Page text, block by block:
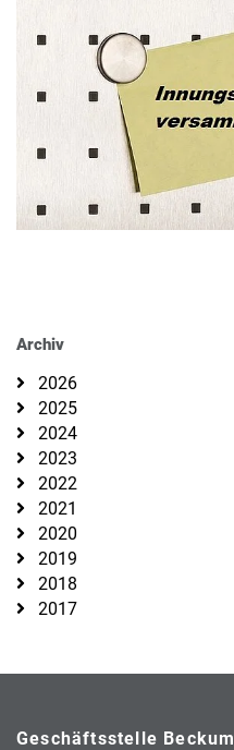
Archiv
2026
2025
2024
2023
2022
2021
2020
2019
2018
2017
Geschäftsstelle Beckum